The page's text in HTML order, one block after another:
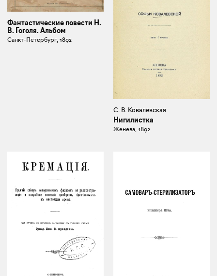
Фантастические повести Н.
В. Гоголя. Альбом
Санкт-Петербург, 1892
С. В. Ковалевская
Нигилистка
Женева, 1892